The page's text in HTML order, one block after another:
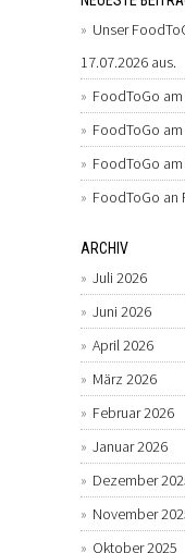
Unser
17.07.2026 aus.
FoodToGo
FoodToGo
FoodToGo
FoodToGo an
ARCHIV
Juli 2026
Juni 2026
April 2026
März 2026
Februar 2026
Januar 2026
Dezember
November
Oktober 2025